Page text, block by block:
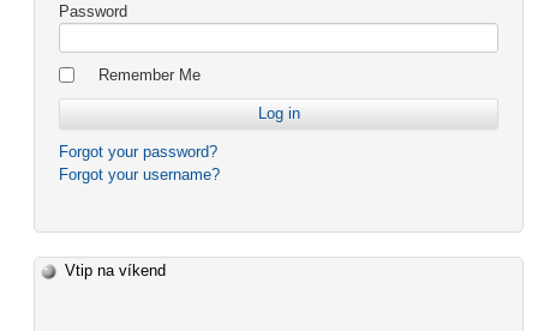
Password
Remember Me
Forgot your password?
Forgot your username?
Vtip na víkend